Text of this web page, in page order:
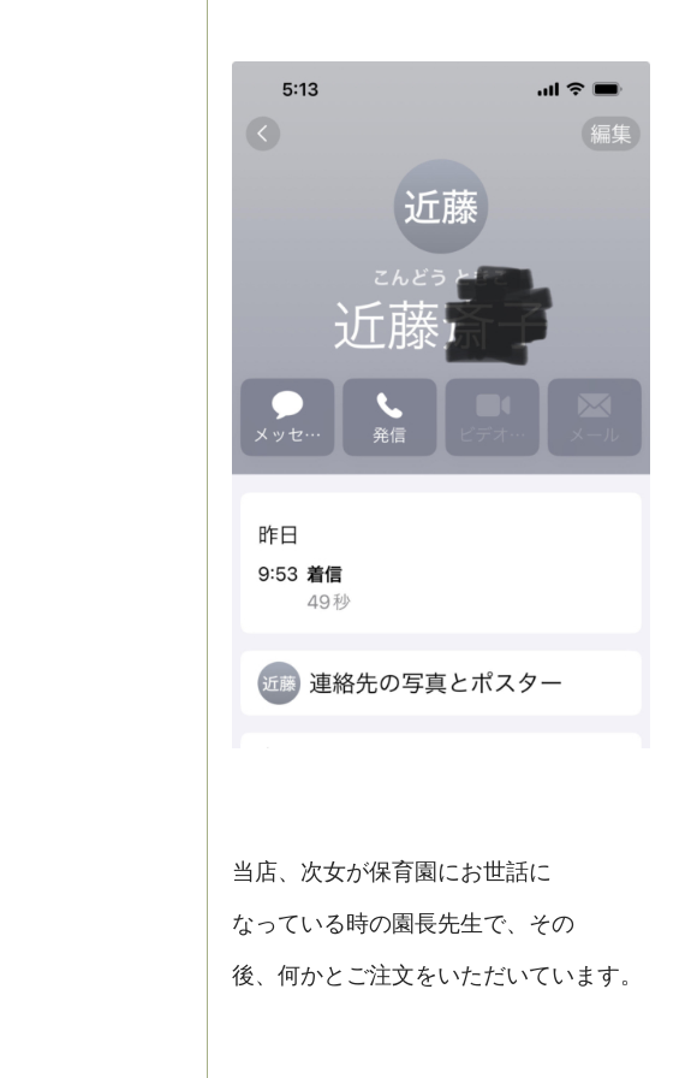
当店、次女が保育園にお世話に
なっている時の園長先生で、その
後、何かとご注文をいただいています。